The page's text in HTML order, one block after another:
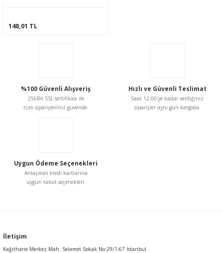
148,01 TL
%100 Güvenli Alışveriş
256Bit SSL sertifikası ile
tüm siparişleriniz güvende.
Hızlı ve Güvenli Teslimat
Saat 12:00'ye kadar verdiğiniz
siparişler aynı gün kargoda.
Uygun Ödeme Seçenekleri
Anlaşmalı kredi kartlarına
uygun taksit seçenekleri.
İletişim
Kağıthane Merkez Mah. Selamet Sokak No:29/1-67 İstanbul